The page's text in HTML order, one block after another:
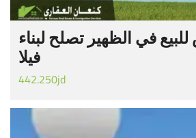
في الظهير تصلح لبناء
فيلا
442.250jd